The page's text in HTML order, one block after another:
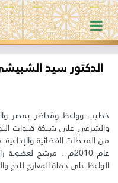
الدكتور سيد
والشرعي على شبكة قنوات
من المحطات الفضائية
الواعظ على حملة المعارج للحج